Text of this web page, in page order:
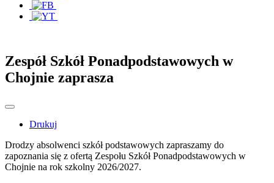
Zespół Szkół Ponadpodstawowych w
Chojnie zaprasza
Drukuj
Drodzy absolwenci szkół podstawowych zapraszamy do
zapoznania się z ofertą Zespołu Szkół Ponadpodstawowych w
Chojnie na rok szkolny 2026/2027.